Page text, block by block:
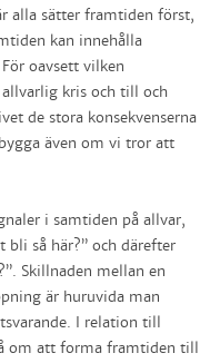
alla sätter framtiden först,
kan innehålla
oavsett vilken
kris och till och
de stora konsekvenserna
även om vi tror att
i samtiden på allvar,
bli så här?” och därefter
Skillnaden mellan en
är huruvida man
I relation till
om att forma framtiden till